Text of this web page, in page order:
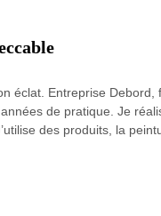
éclat. Entreprise
de pratique. Je
des produits, la